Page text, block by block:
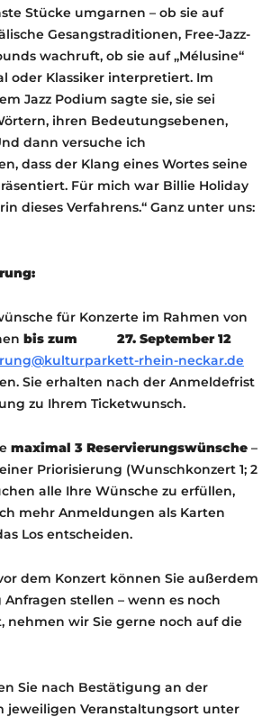
Stücke umgarnen – ob sie auf
Gesangstraditionen, Free-Jazz-
wachruft, ob sie auf „Mélusine“
oder Klassiker interpretiert. Im
Jazz Podium sagte sie, sie sei
ihren Bedeutungsebenen,
dann versuche ich
dass der Klang eines Wortes seine
Für mich war Billie Holiday
dieses Verfahrens.“ Ganz unter uns:
für Konzerte im Rahmen von
bis zum 27. September 12
rhein-neckar.de
Sie erhalten nach der Anmeldefrist
zu Ihrem Ticketwunsch.
maximal 3 Reservierungswünsche –
Priorisierung (Wunschkonzert 1; 2
alle Ihre Wünsche zu erfüllen,
mehr Anmeldungen als Karten
Los entscheiden.
dem Konzert können Sie außerdem
stellen – wenn es noch
nehmen wir Sie gerne noch auf die
Sie nach Bestätigung an der
jeweiligen Veranstaltungsort unter